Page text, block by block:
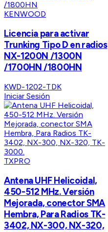
KENWOOD
Licencia para activar
Trunking Tipo D en radios
NX-1200N /1300N
/1700HN /1800HN
KWD-1202-TDK
Iniciar Sesión
TXPRO
Antena UHF Helicoidal,
450-512 MHz. Versión
Mejorada, conector SMA
Hembra, Para Radios TK-
3402, NX-300, NX-320,